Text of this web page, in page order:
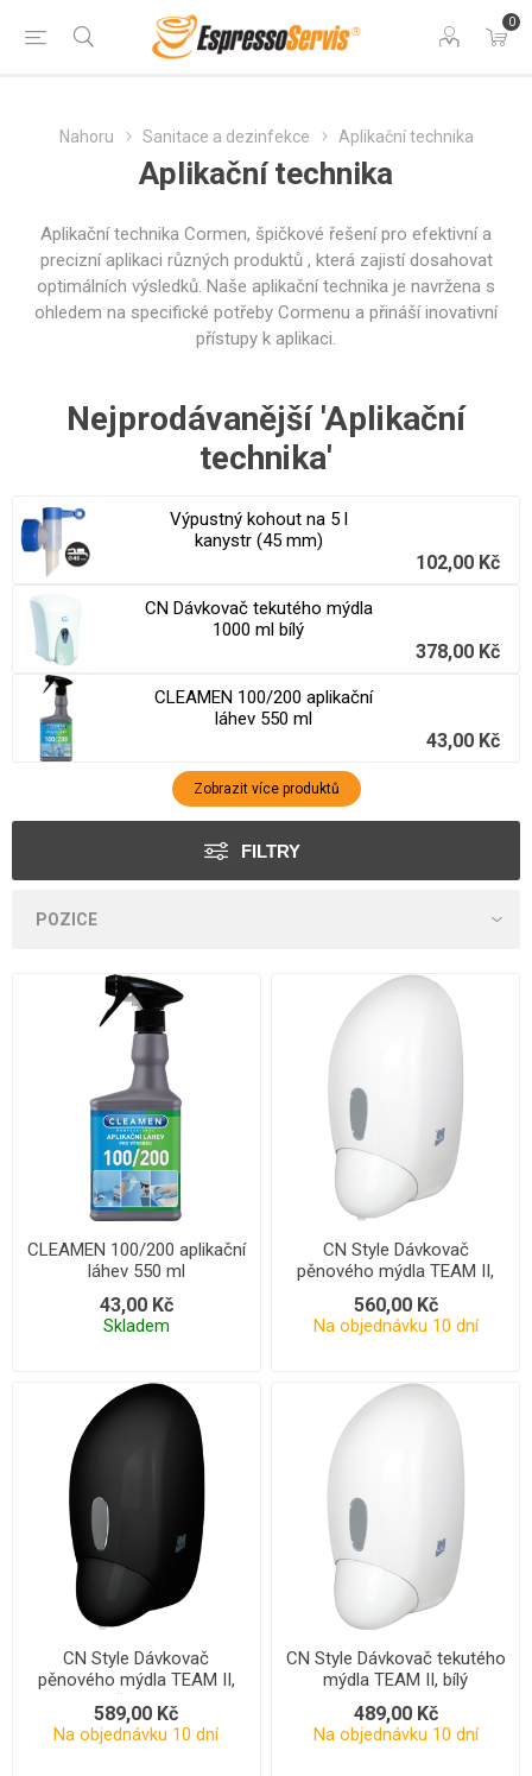
0
Nahoru Sanitace a dezinfekce Aplikační technika
Aplikační technika
Aplikační technika Cormen, špičkové řešení pro efektivní a
precizní aplikaci různých produktů , která zajistí dosahovat
optimálních výsledků. Naše aplikační technika je navržena s
ohledem na specifické potřeby Cormenu a přináší inovativní
přístupy k aplikaci.
Nejprodávanější 'Aplikační
technika'
Výpustný kohout na 5 l
kanystr (45 mm)
102,00 Kč
CN Dávkovač tekutého mýdla
1000 ml bílý
378,00 Kč
CLEAMEN 100/200 aplikační
láhev 550 ml
43,00 Kč
Zobrazit více produktů
FILTRY
CLEAMEN 100/200 aplikační
láhev 550 ml
43,00 Kč
Skladem
CN Style Dávkovač
pěnového mýdla TEAM II,
bílý
560,00 Kč
Na objednávku 10 dní
CN Style Dávkovač
pěnového mýdla TEAM II,
černý
589,00 Kč
Na objednávku 10 dní
CN Style Dávkovač tekutého
mýdla TEAM II, bílý
489,00 Kč
Na objednávku 10 dní